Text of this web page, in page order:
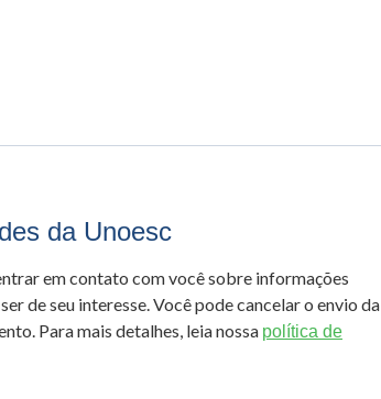
da Unoesc
em contato com você sobre informações
de seu interesse. Você pode cancelar o envio da
Para mais detalhes, leia nossa política de